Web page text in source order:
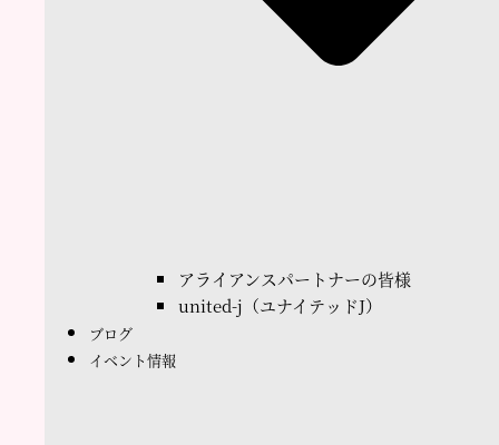
アライアンスパートナーの皆様
united-j（ユナイテッドJ）
ブログ
イベント情報